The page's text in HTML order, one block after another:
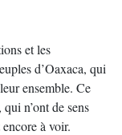
et les
d’Oaxaca, qui
ensemble. Ce
n’ont de sens
à voir.